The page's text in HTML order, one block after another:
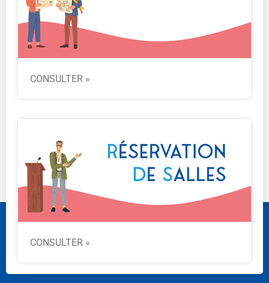
CONSULTER »
CONSULTER »